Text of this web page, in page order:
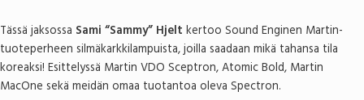
Tässä jaksossa Sami “Sammy” Hjelt kertoo Sound Enginen Martin-
tuoteperheen silmäkarkkilampuista, joilla saadaan mikä tahansa tila
koreaksi! Esittelyssä Martin VDO Sceptron, Atomic Bold, Martin
MacOne sekä meidän omaa tuotantoa oleva Spectron.